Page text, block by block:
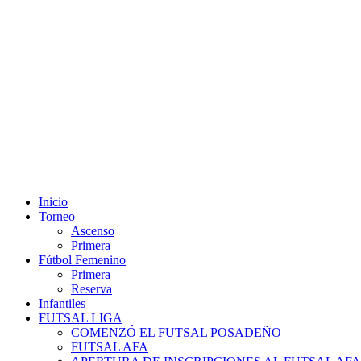
Inicio
Torneo
Ascenso
Primera
Fútbol Femenino
Primera
Reserva
Infantiles
FUTSAL LIGA
COMENZÓ EL FUTSAL POSADEÑO
FUTSAL AFA